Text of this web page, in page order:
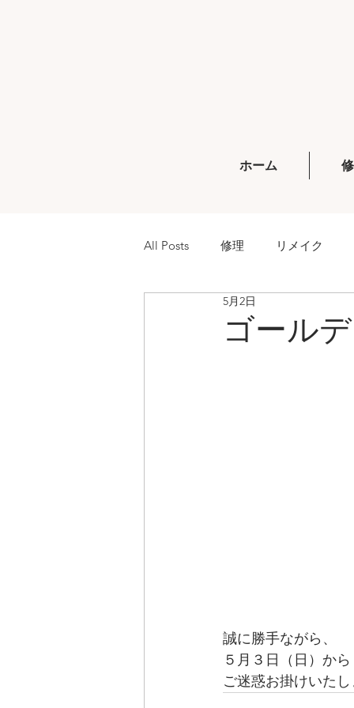
ホーム
All Posts 修理 リメイク
ゴール
5月2日
誠に勝手ながら、
５月３日（日）か
ご迷惑お掛けいた